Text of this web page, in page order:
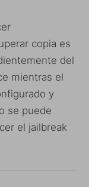
copia es
del
mientras el
y
se puede
el jailbreak